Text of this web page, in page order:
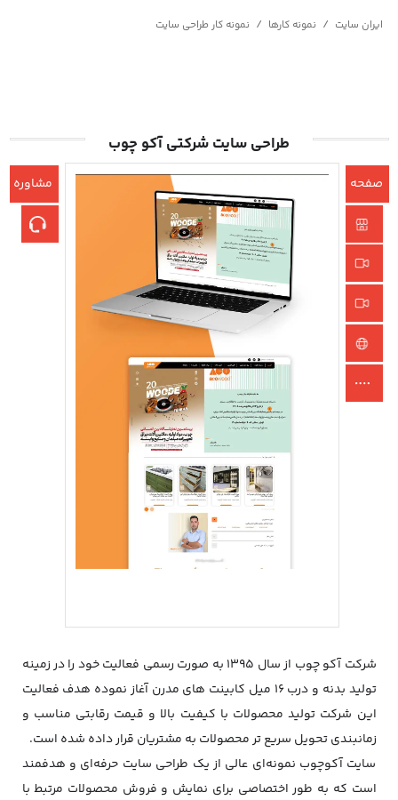
ایران سایت / نمونه کارها / نمونه کار طراحی سایت
طراحی سایت شرکتی آکو چوب
صفحه
اصلی
مشاوره
شرکت آکو چوب از سال 1395 به صورت رسمی فعالیت خود را در زمینه
تولید بدنه و درب 16 میل کابینت های مدرن آغاز نموده هدف فعالیت
این شرکت تولید محصولات با کیفیت بالا و قیمت رقابتی مناسب و
زمانبندی تحویل سریع تر محصولات به مشتریان قرار داده شده است.
سایت آکوچوب نمونه‌ای عالی از یک طراحی سایت حرفه‌ای و هدفمند
است که به طور اختصاصی برای نمایش و فروش محصولات مرتبط با